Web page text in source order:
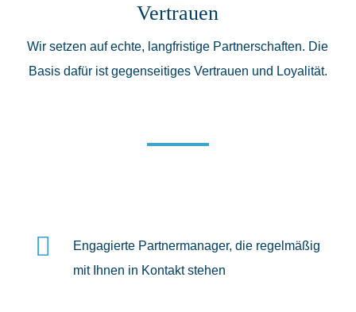
Vertrauen
Wir setzen auf echte, langfristige Partnerschaften. Die
Basis dafür ist gegenseitiges Vertrauen und Loyalität.
Engagierte Partnermanager, die regelmäßig
mit Ihnen in Kontakt stehen